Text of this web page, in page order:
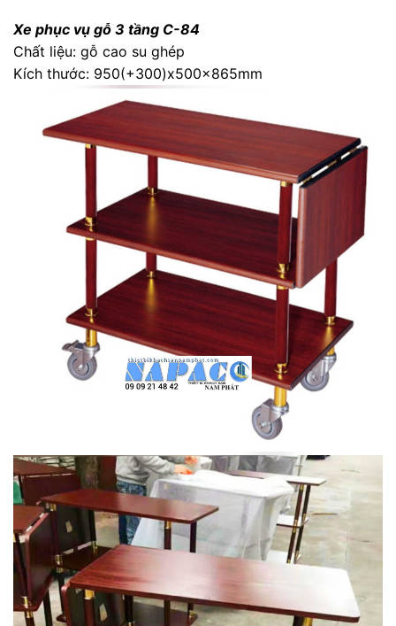
Xe phục vụ gỗ 3 tầng C-84
Chất liệu: gỗ cao su ghép
Kích thước: 950(+300)x500x865mm